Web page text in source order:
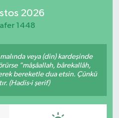
2026
1448
veya (din) kardeşinde
"mâşâallah, bârekallâh,
bereketle dua etsin. Çünkü
(Hadis-i şerif)